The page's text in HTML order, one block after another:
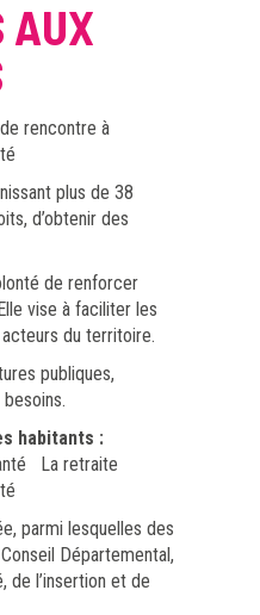
AUX
rencontre à
plus de 38
d’obtenir des
de renforcer
vise à faciliter les
du territoire.
publiques,
habitants :
La retraite
parmi lesquelles des
Départemental,
de l’insertion et de